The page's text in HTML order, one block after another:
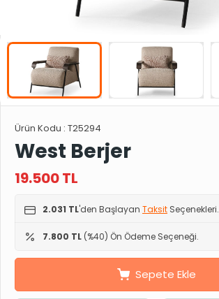
Ürün Kodu : T25294
West Berjer
19.500TL
2.031 TL'den Başlayan Taksit Seçenekleri.
7.800 TL (%40) Ön Ödeme Seçeneği.
Sepete Ekle